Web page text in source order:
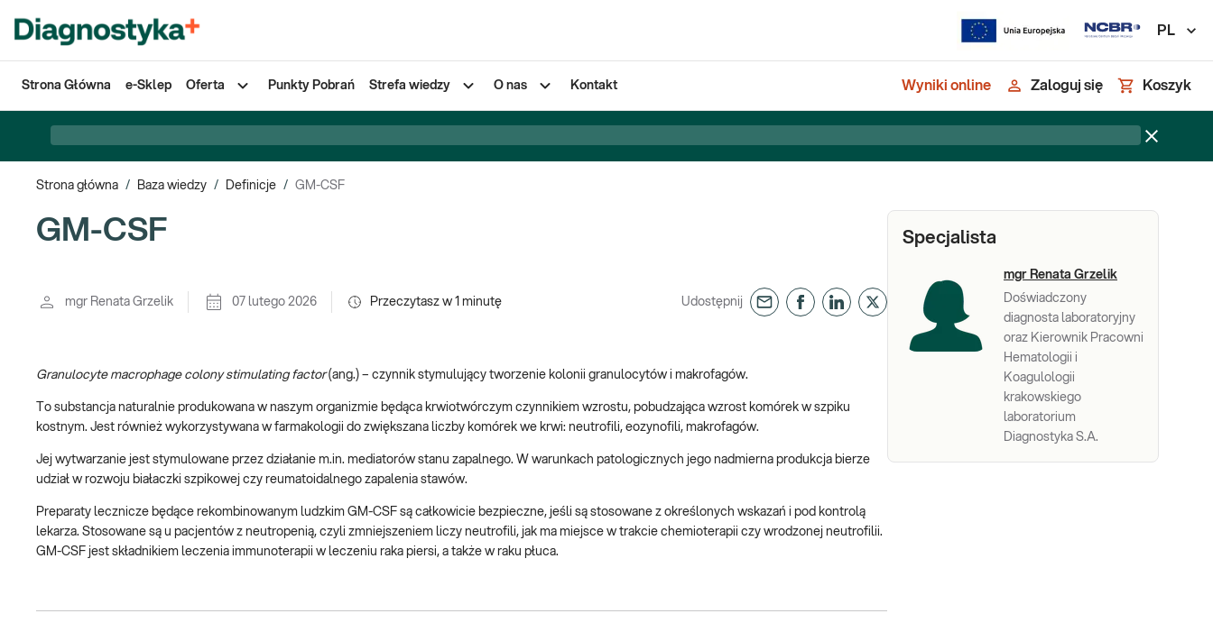
PL
Strona Główna e-Sklep Oferta Punkty Pobrań Strefa wiedzy O nas Kontakt Wyniki online Zaloguj się Koszyk
Strona główna / Baza wiedzy / Definicje / GM-CSF
GM-CSF
mgr Renata Grzelik 07 lutego 2026 Przeczytasz w 1 minutę Udostępnij
Granulocyte macrophage colony stimulating factor(ang.) – czynnik stymulujący tworzenie kolonii granulocytów i makrofagów.
To substancja naturalnie produkowana w naszym organizmie będąca krwiotwórczym czynnikiem wzrostu, pobudzająca wzrost komórek w szpiku
kostnym. Jest również wykorzystywana w farmakologii do zwiększana liczby komórek we krwi: neutrofili, eozynofili, makrofagów.
Jej wytwarzanie jest stymulowane przez działanie m.in. mediatorów stanu zapalnego. W warunkach patologicznych jego nadmierna produkcja bierze
udział w rozwoju białaczki szpikowej czy reumatoidalnego zapalenia stawów.
Preparaty lecznicze będące rekombinowanym ludzkim GM-CSF są całkowicie bezpieczne, jeśli są stosowane z określonych wskazań i pod kontrolą
lekarza. Stosowane są u pacjentów z neutropenią, czyli zmniejszeniem liczy neutrofili, jak ma miejsce w trakcie chemioterapii czy wrodzonej neutrofilii.
GM-CSF jest składnikiem leczenia immunoterapii w leczeniu raka piersi, a także w raku płuca.
Specjalista
mgr Renata Grzelik
Doświadczony
diagnosta laboratoryjny
oraz Kierownik Pracowni
Hematologii i
Koagulologii
krakowskiego
laboratorium
Diagnostyka S.A.